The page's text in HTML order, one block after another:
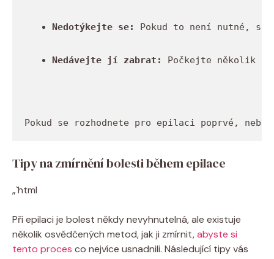
Nedotýkejte se: Pokud to není nutné,
Nedávejte jí zabrat: Počkejte několik
Pokud se rozhodnete pro epilaci poprvé,
Tipy na zmírnění ​bolesti během epilace
„`html
Při epilaci je​ bolest někdy⁢ nevyhnutelná,‍ ale existuje
několik⁣ osvědčených metod, ⁢jak ji​ zmírnit,abyste si
tento proces ⁤co nejvíce usnadnili. Následující tipy vás